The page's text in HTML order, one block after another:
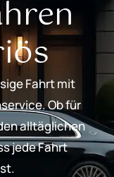
Fahrt mit
Ob für
alltäglichen
jede Fahrt